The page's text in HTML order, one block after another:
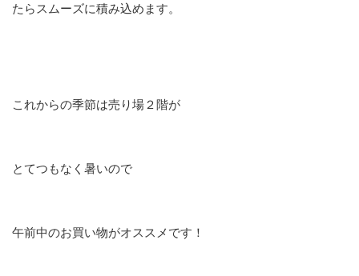
たらスムーズに積み込めます。
これからの季節は売り場２階が
とてつもなく暑いので
午前中のお買い物がオススメです！